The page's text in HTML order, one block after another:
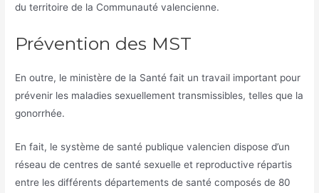
du territoire de la Communauté valencienne.
Prévention des MST
En outre, le ministère de la Santé fait un travail important pour
prévenir les maladies sexuellement transmissibles, telles que la
gonorrhée.
En fait, le système de santé publique valencien dispose d’un
réseau de centres de santé sexuelle et reproductive répartis
entre les différents départements de santé composés de 80